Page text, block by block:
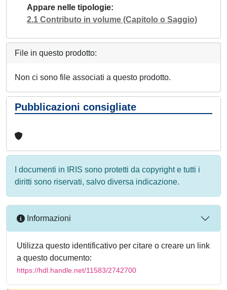
Appare nelle tipologie
2.1 Contributo in volume (Capitolo o Saggio)
File in questo prodotto:
Non ci sono file associati a questo prodotto.
Pubblicazioni consigliate
I documenti in IRIS sono protetti da copyright e tutti i
diritti sono riservati, salvo diversa indicazione.
Informazioni
Utilizza questo identificativo per citare o creare un link
a questo documento:
https://hdl.handle.net/11583/2742700